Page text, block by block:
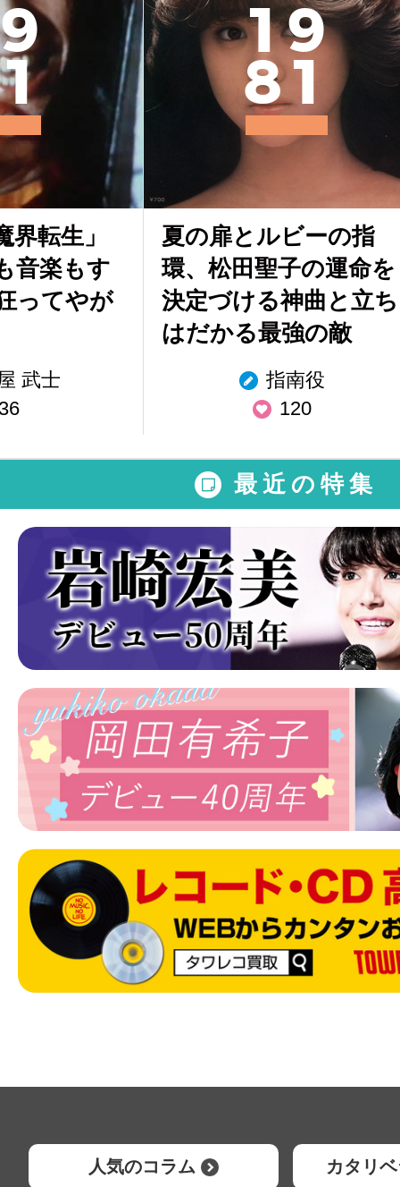
9
1
界転生」
音楽もす
ってやが
武士
19
81
夏の扉とルビーの指
環、松田聖子の運命を
決定づける神曲と立ち
はだかる最強の敵
指南役
120
最近の特集
人気のコラム カタリ